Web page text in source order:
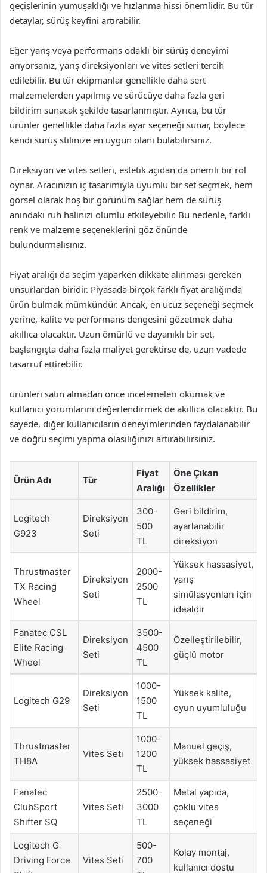
geçişlerinin yumuşaklığı ve hızlanma hissi önemlidir. Bu tür
detaylar, sürüş keyfini artırabilir.
Eğer yarış veya performans odaklı bir sürüş deneyimi
arıyorsanız, yarış direksiyonları ve vites setleri tercih
edilebilir. Bu tür ekipmanlar genellikle daha sert
malzemelerden yapılmış ve sürücüye daha fazla geri
bildirim sunacak şekilde tasarlanmıştır. Ayrıca, bu tür
ürünler genellikle daha fazla ayar seçeneği sunar, böylece
kendi sürüş stilinize en uygun olanı bulabilirsiniz.
Direksiyon ve vites setleri, estetik açıdan da önemli bir rol
oynar. Aracınızın iç tasarımıyla uyumlu bir set seçmek, hem
görsel olarak hoş bir görünüm sağlar hem de sürüş
anındaki ruh halinizi olumlu etkileyebilir. Bu nedenle, farklı
renk ve malzeme seçeneklerini göz önünde
bulundurmalısınız.
Fiyat aralığı da seçim yaparken dikkate alınması gereken
unsurlardan biridir. Piyasada birçok farklı fiyat aralığında
ürün bulmak mümkündür. Ancak, en ucuz seçeneği seçmek
yerine, kalite ve performans dengesini gözetmek daha
akıllıca olacaktır. Uzun ömürlü ve dayanıklı bir set,
başlangıçta daha fazla maliyet gerektirse de, uzun vadede
tasarruf ettirebilir.
ürünleri satın almadan önce incelemeleri okumak ve
kullanıcı yorumlarını değerlendirmek de akıllıca olacaktır. Bu
sayede, diğer kullanıcıların deneyimlerinden faydalanabilir
ve doğru seçimi yapma olasılığınızı artırabilirsiniz.
Ürün Adı Tür
Fiyat
Aralığı
Öne Çıkan
Özellikler
Logitech
G923
Direksiyon
Seti
300-
500
TL
Geri bildirim,
ayarlanabilir
direksiyon
Thrustmaster
TX Racing
Wheel
Direksiyon
Seti
2000-
2500
TL
Yüksek hassasiyet,
yarış
simülasyonları için
idealdir
Fanatec CSL
Elite Racing
Wheel
Direksiyon
Seti
3500-
4500
TL
Özelleştirilebilir,
güçlü motor
Logitech G29
Direksiyon
Seti
1000-
1500
TL
Yüksek kalite,
oyun uyumluluğu
Thrustmaster
TH8A
Vites Seti
1000-
1200
TL
Manuel geçiş,
yüksek hassasiyet
Fanatec
ClubSport
Shifter SQ
Vites Seti
2500-
3000
TL
Metal yapıda,
çoklu vites
seçeneği
Logitech G
Driving Force
Vites Seti
500-
700
Kolay montaj,
kullanıcı dostu